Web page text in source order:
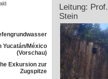
Yucatán/México
(Vorschau)
Exkursion zur
Zugspitze
Leitung:
Stein